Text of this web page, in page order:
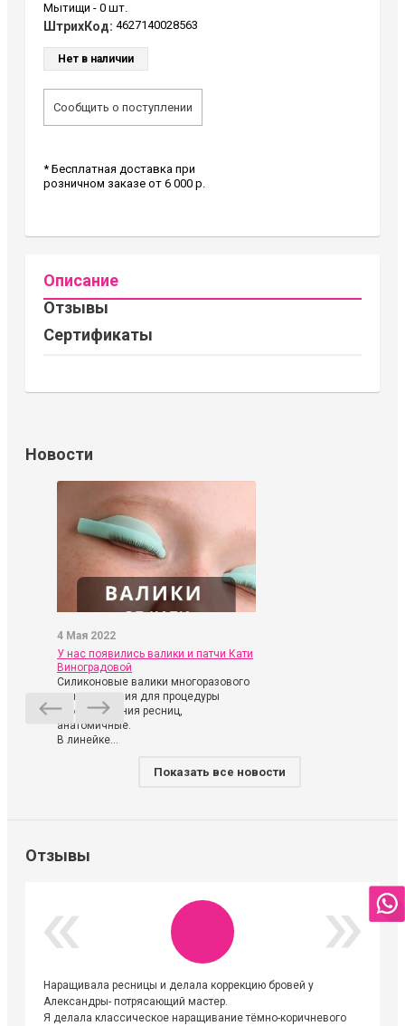
Мытищи - 0 шт.
ШтрихКод: 4627140028563
Нет в наличии
Сообщить о поступлении
* Бесплатная доставка при
розничном заказе от 6 000 р.
Описание
Отзывы
Сертификаты
Новости
4 Мая 2022
У нас появились валики и патчи Кати
Виноградовой
Силиконовые валики многоразового
использования для процедуры
ламинирования ресниц,
анатомичные.
В линейке...
Показать все новости
Отзывы
Наращивала ресницы и делала коррекцию бровей у
Александры- потрясающий мастер.
Я делала классическое наращивание тёмно-коричневого